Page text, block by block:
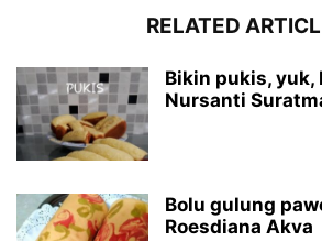
RELATED
Bikin pukis, yuk,
Nursanti
Bolu gulung
Roesdiana Akva